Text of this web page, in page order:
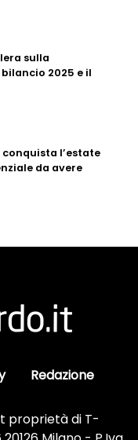
sulla
2025 e il
l’estate
da avere
Redazione
proprietà di T-